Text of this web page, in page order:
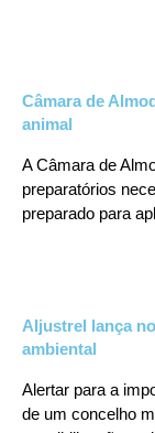
Câmara de
animal
A Câmara de
preparatórios
preparado para
Aljustrel lança
ambiental
Alertar para a
de um concelho